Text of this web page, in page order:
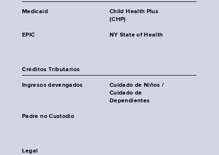
Medicaid
Child Health Plus
(CHP)
EPIC NY State of Health
Créditos Tributarios
Ingresos devengados
Cuidado de Niños /
Cuidado de
Dependientes
Padre no Custodio
Legal